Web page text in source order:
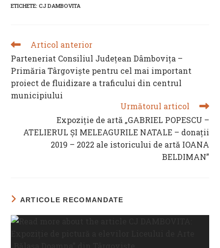
window
ETICHETE:CJ DAMBOVITA
READ
ARTICLES
Articol anterior
Parteneriat Consiliul Județean Dâmbovița –
Primăria Târgoviște pentru cel mai important
proiect de fluidizare a traficului din centrul
municipiului
Următorul articol
Expoziție de artă „GABRIEL POPESCU –
ATELIERUL ȘI MELEAGURILE NATALE – donații
2019 – 2022 ale istoricului de artă IOANA
BELDIMAN”
ARTICOLE RECOMANDATE